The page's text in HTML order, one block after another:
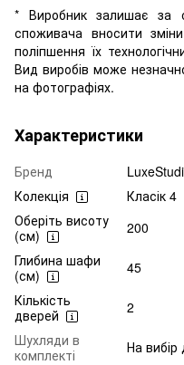
* Виробник залишає за
споживача вносити
поліпшення їх
Вид виробів може
на фотографіях.
Характеристики
Бренд
Колекція
Класік 4
Оберіть висоту
(см)
200
Глибина шафи
(см)
45
Кількість
дверей
2
Шухляди в
комплекті
На вибір